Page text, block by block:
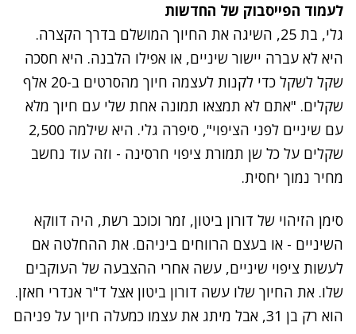
לעמוד הפייסבוק של החדשות
גלי, בת 25, השיגה את החיוך המושלם בדרך הקצרה.
היא לא עברה יישור שיניים, או אפילו הלבנה. היא חסכה
שקל לשקל כדי לקנות לעצמה חיוך מהסרטים ב-20 אלף
שקלים. "אתם לא תמצאו תמונה אחת שלי עם חיוך מלא
עם שיניים לפני הציפוי", סיפרה גלי. היא שילמה 2,500
שקלים על כל שן תמורת ציפוי חרסינה - וזה עוד נחשב
מחיר נמוך יחסית.
סימן הזיהוי של דורון ביטון, זמר וכוכב רשת, היה דווקא
השיניים - או בעצם הרווחים ביניהם. את ההחלטה אם
לעשות ציפוי שיניים, עשה אחרי ההצבעה של העוקבים
שלו. את החיוך שלו עשה דורון ביטון אצל ד"ר אנדרי חאזן.
הוא רק בן 31, אבל מיתג את עצמו כמעלה חיוך על פניהם